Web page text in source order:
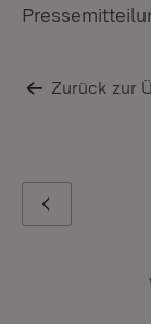
Zurück zur